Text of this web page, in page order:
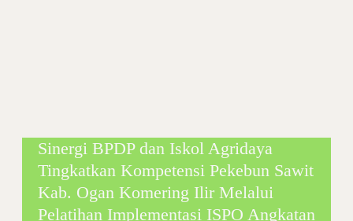
Sinergi BPDP dan Iskol Agridaya
Tingkatkan Kompetensi Pekebun Sawit
Kab. Ogan Komering Ilir Melalui
Pelatihan Implementasi ISPO Angkatan